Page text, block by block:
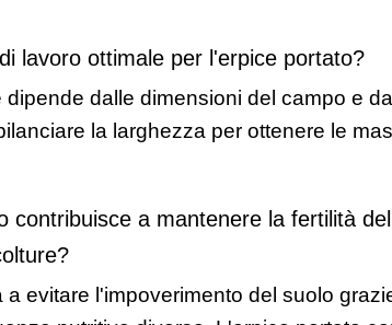
lavoro ottimale per l'erpice portato?
dalle dimensioni del campo e
la larghezza per ottenere le
contribuisce a mantenere la fertilità
evitare l'impoverimento del suolo